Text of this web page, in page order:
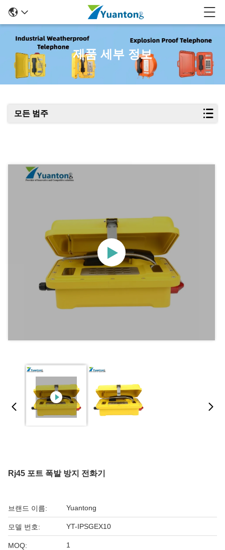
제품 세부 정보
모든 범주
Rj45 포트 폭발 방지 전화기
브랜드 이름: Yuantong
모델 번호: YT-IPSGEX10
MOQ: 1